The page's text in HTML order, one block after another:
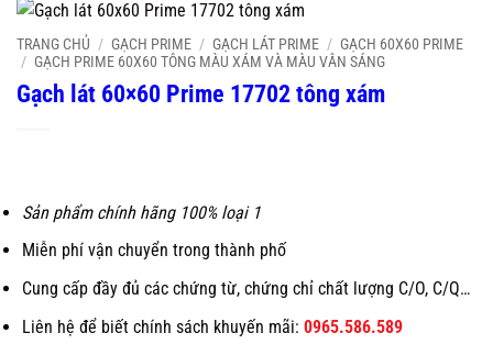
TRANG CHỦ / GẠCH PRIME / GẠCH LÁT PRIME / GẠCH 60X60 PRIME
/ GẠCH PRIME 60X60 TÔNG MÀU XÁM VÀ MÀU VÂN SÁNG
Gạch lát 60×60 Prime 17702 tông xám
Sản phẩm chính hãng 100% loại 1
Miễn phí vận chuyển trong thành phố
Cung cấp đầy đủ các chứng từ, chứng chỉ chất lượng C/O, C/Q…
Liên hệ để biết chính sách khuyến mãi: 0965.586.589